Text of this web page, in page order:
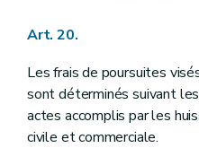
Art. 20.
Les frais de poursuites
sont déterminés suivant
actes accomplis par les
civile et commerciale.